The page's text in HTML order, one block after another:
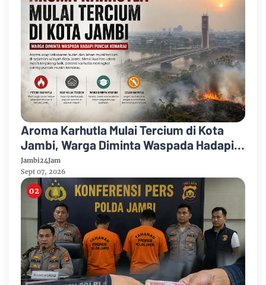
Aroma Karhutla Mulai Tercium di Kota
Jambi, Warga Diminta Waspada Hadapi
Puncak Kemarau
Jambi24Jam
Sept 07, 2026